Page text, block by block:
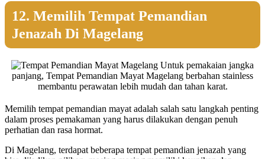
12. Memilih Tempat Pemandian
Jenazah Di Magelang
Untuk pemakaian jangka
panjang, Tempat Pemandian Mayat Magelang berbahan stainless
membantu perawatan lebih mudah dan tahan karat.
Memilih tempat pemandian mayat adalah salah satu langkah penting
dalam proses pemakaman yang harus dilakukan dengan penuh
perhatian dan rasa hormat.
Di Magelang, terdapat beberapa tempat pemandian jenazah yang